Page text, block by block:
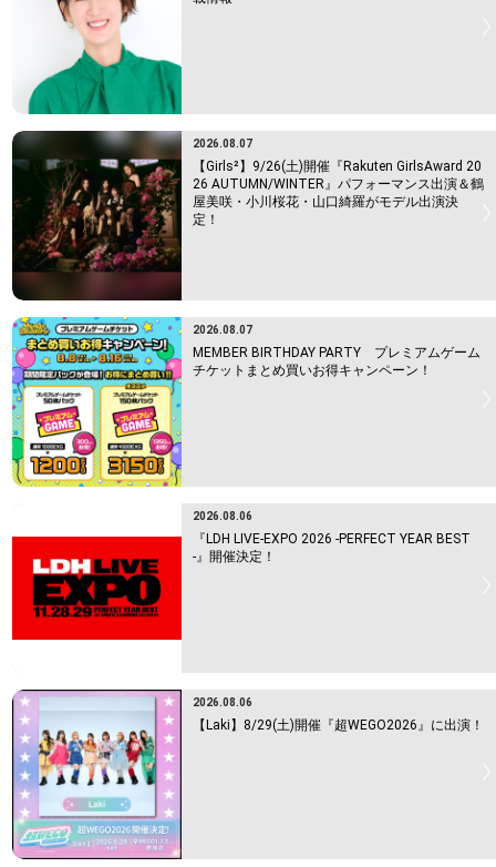
2026.08.07
【Girls²】9/26(土)開催『Rakuten GirlsAward 20
26 AUTUMN/WINTER』パフォーマンス出演＆鶴
屋美咲・小川桜花・山口綺羅がモデル出演決
定！
2026.08.07
MEMBER BIRTHDAY PARTY プレミアムゲーム
チケットまとめ買いお得キャンペーン！
2026.08.06
『LDH LIVE-EXPO 2026 -PERFECT YEAR BEST
-』開催決定！
2026.08.06
【Laki】8/29(土)開催『超WEGO2026』に出演！